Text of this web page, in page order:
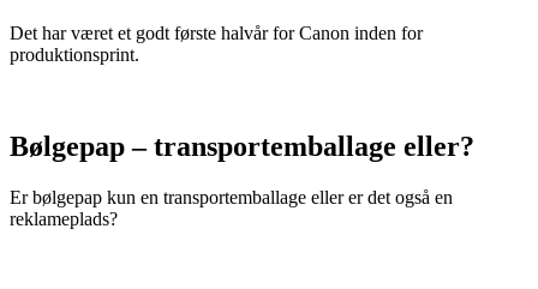
Det har været et godt første halvår for Canon inden for
produktionsprint.
Bølgepap – transportemballage eller?
Er bølgepap kun en transportemballage eller er det også en
reklameplads?